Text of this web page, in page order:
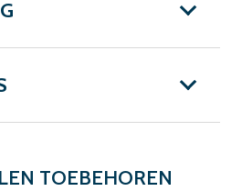
TOEBEHOREN